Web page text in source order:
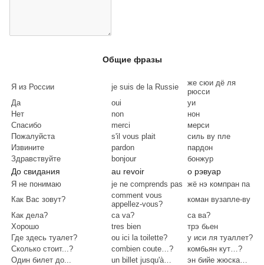
Общие фразы
Я из России je suis de la Russie
же сюи дё ля
рюсси
Да
oui
уи
Нет
non
нон
Спасибо
merci
мерси
Пожалуйста
s'il vous plait
силь ву пле
Извините
pardon
пардон
Здравствуйте
bonjour бонжур
До свидания au revoir о рэвуар
Я не понимаю je ne comprends pas жё нэ компран па
Как Вас зовут?
comment vous
appellez-vous?
коман вузапле-ву
Как дела?
ca va?
са ва?
Хорошо
tres bien
трэ бьен
Где здесь туалет?
ou ici la toilette?
у иси ля туаллет?
Сколько стоит...?
combien coute…?
комбьян кут…?
Один билет до...
un billet jusqu'à…
эн бийе жюска…